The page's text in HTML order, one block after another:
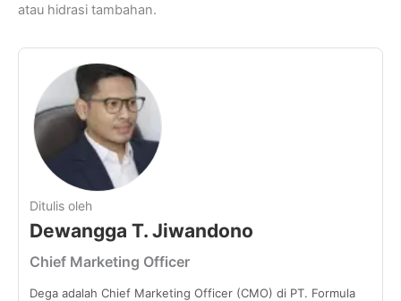
atau hidrasi tambahan.
Ditulis oleh
Dewangga T. Jiwandono
Chief Marketing Officer
Dega adalah Chief Marketing Officer (CMO) di PT. Formula